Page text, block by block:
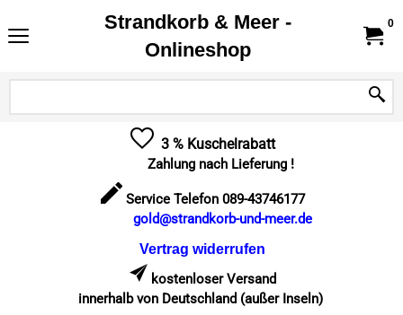
Strandkorb & Meer -
Onlineshop
0
3 % Kuschelrabatt
Zahlung nach Lieferung !
Service Telefon 089-43746177
gold@strandkorb-und-meer.de
Vertrag widerrufen
kostenloser Versand
innerhalb von Deutschland (außer Inseln)